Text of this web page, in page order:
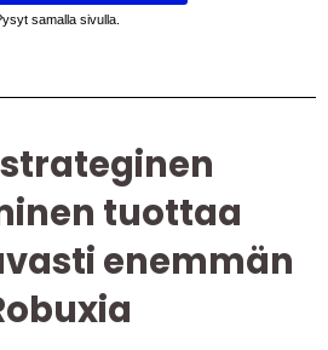
samalla sivulla.
tuottaa
enemmän